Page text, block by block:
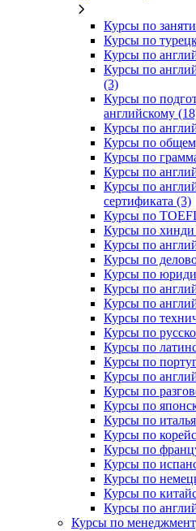
Курсы по
Курсы по
Курсы по
Курсы по
(3)
Курсы по
английскому
Курсы по
Курсы по
Курсы по
Курсы по
Курсы по
сертификата (3)
Курсы по
Курсы по хинди
Курсы по
Курсы по
Курсы по
Курсы по
Курсы по
Курсы по
Курсы по
Курсы по
Курсы по
Курсы по
Курсы по
Курсы по
Курсы по
Курсы по
Курсы по
Курсы по
Курсы по
Курсы по
Курсы по
Курсы по